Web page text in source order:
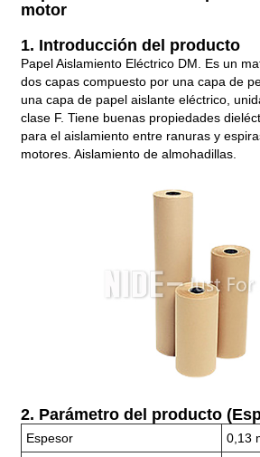
motor
1. Introducción del producto
Papel Aislamiento Eléctrico DM. Es un
dos capas compuesto por una capa de
una capa de papel aislante eléctrico,
clase F. Tiene buenas propiedades
para el aislamiento entre ranuras y
motores. Aislamiento de almohadillas.
2. Parámetro del producto
Espesor
0,13